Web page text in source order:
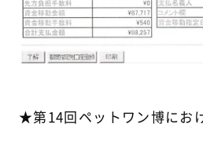
★第14回ペットワン博にお